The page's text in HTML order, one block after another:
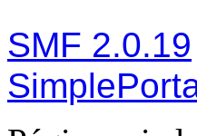
SMF 2.0.19